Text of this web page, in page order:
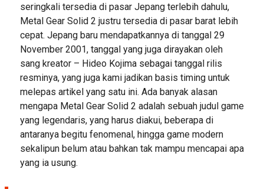
seringkali tersedia di pasar Jepang terlebih dahulu,
Metal Gear Solid 2 justru tersedia di pasar barat lebih
cepat. Jepang baru mendapatkannya di tanggal 29
November 2001, tanggal yang juga dirayakan oleh
sang kreator – Hideo Kojima sebagai tanggal rilis
resminya, yang juga kami jadikan basis timing untuk
melepas artikel yang satu ini. Ada banyak alasan
mengapa Metal Gear Solid 2 adalah sebuah judul game
yang legendaris, yang harus diakui, beberapa di
antaranya begitu fenomenal, hingga game modern
sekalipun belum atau bahkan tak mampu mencapai apa
yang ia usung.